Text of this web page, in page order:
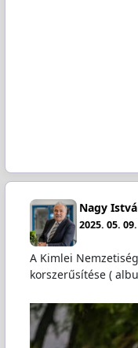
Nagy
2025. 05.
A Kimlei
korszerűsítése (